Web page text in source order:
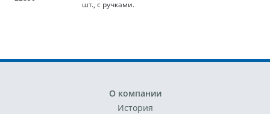
шт., с ручками.
О компании
История